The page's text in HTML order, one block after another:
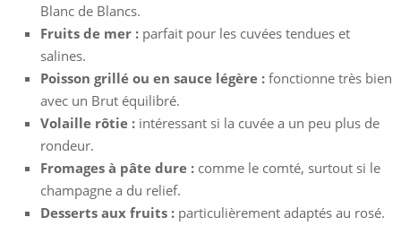
Blanc de Blancs.
Fruits de mer : parfait pour les cuvées tendues et
salines.
Poisson grillé ou en sauce légère : fonctionne très bien
avec un Brut équilibré.
Volaille rôtie : intéressant si la cuvée a un peu plus de
rondeur.
Fromages à pâte dure : comme le comté, surtout si le
champagne a du relief.
Desserts aux fruits : particulièrement adaptés au rosé.